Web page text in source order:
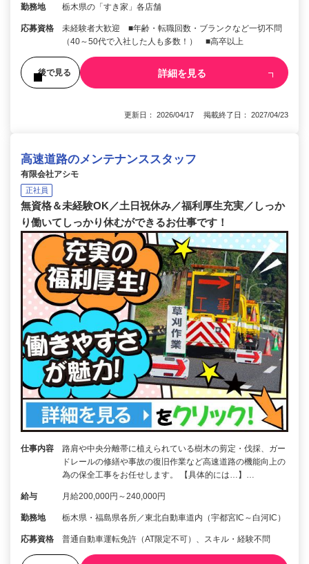
勤務地 栃木県の「すき家」各店舗
応募資格
未経験者大歓迎 ■年齢・転職回数・ブランクなど一切不問
（40～50代で入社した人も多数！） ■高卒以上
後で見る 詳細を見る
更新日： 2026/04/17 掲載終了日： 2027/04/23
高速道路のメンテナンススタッフ
有限会社アシモ
正社員
無資格＆未経験OK／土日祝休み／福利厚生充実／しっか
り働いてしっかり休むができるお仕事です！
仕事内容
路肩や中央分離帯に植えられている樹木の剪定・伐採、ガー
ドレールの修繕や事故の復旧作業など高速道路の機能向上の
為の保全工事をお任せします。 【具体的には…】…
給与 月給200,000円～240,000円
勤務地 栃木県・福島県各所／東北自動車道内（宇都宮IC～白河IC）
応募資格 普通自動車運転免許（AT限定不可）、スキル・経験不問